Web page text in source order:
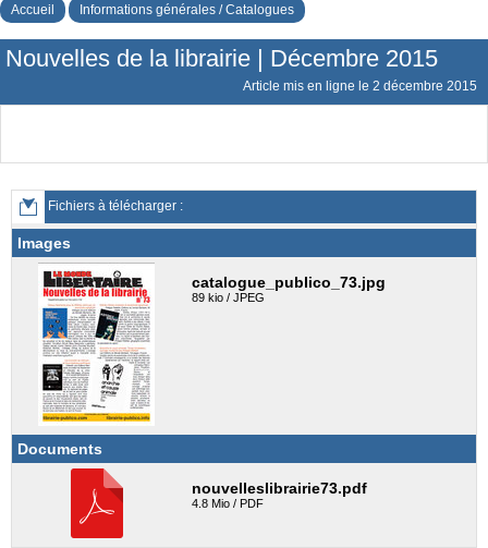
Accueil Informations générales / Catalogues
Nouvelles de la librairie | Décembre 2015
Article mis en ligne le 2 décembre 2015
Fichiers à télécharger :
Images
catalogue_publico_73.jpg
89 kio / JPEG
Documents
nouvelleslibrairie73.pdf
4.8 Mio / PDF